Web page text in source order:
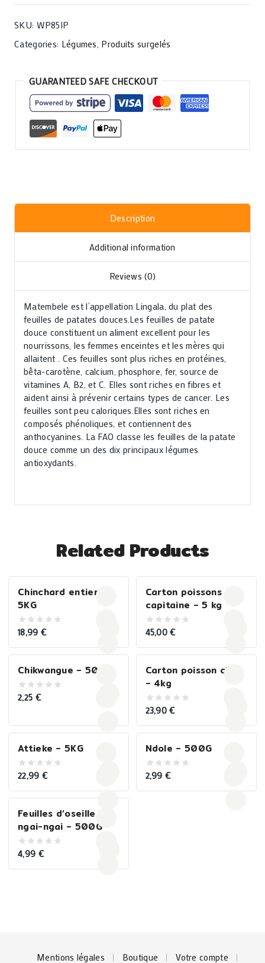
SKU: WP85IP
Categories: Légumes Produits surgelés
GUARANTEED SAFE CHECKOUT
Description
Additional information
Reviews (0)
Matembele est l’appellation Lingala, du plat des
feuilles de patates douces.Les feuilles de patate
douce constituent un aliment excellent pour les
nourrissons, les femmes enceintes et les mères qui
allaitent . Ces feuilles sont plus riches en protéines,
bêta-carotène, calcium, phosphore, fer, source de
vitamines A, B2, et C. Elles sont riches en fibres et
aident ainsi à prévenir certains types de cancer. Les
feuilles sont peu caloriques.Elles sont riches en
composés phénoliques, et contiennent des
anthocyanines. La FAO classe les feuilles de la patate
douce comme un des dix principaux légumes
antioxydants.
Related Products
Chinchard entier –
5KG
0
of
5
18,99 €
Carton poissons
capitaine – 5 kg
0
of
5
45,00€
Chikwangue – 500G
0
2,25 €
Carton poisson chat
– 4kg
0
of
5
23,90€
Attieke – 5KG
0
of
5
22,99 €
Ndole – 500G
0
of
2,99€
Feuilles d’oseille
ngai-ngai – 500G
0
of
4,99 €
Mentions légales Boutique Votre compte